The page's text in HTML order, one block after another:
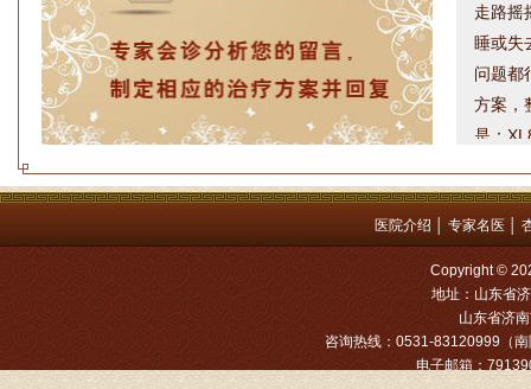
睡或失
问题都
方案，
是：
病情描
专家回
姓名：
病情描
专家回
医院介绍 专家名医
Copyright ©
地址：山东省
山东省济南
咨询热线：0531-83120999（
电子邮箱：